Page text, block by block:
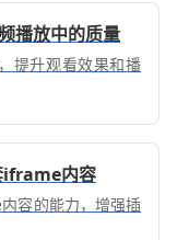
播放中的质量
提升观看效果和播
iframe内容
容的能力，增强插